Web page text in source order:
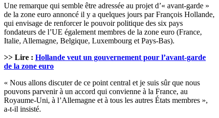
Une remarque qui semble être adressée au projet d’« avant-garde »
de la zone euro annoncé il y a quelques jours par François Hollande,
qui envisage de renforcer le pouvoir politique des six pays
fondateurs de l’UE également membres de la zone euro (France,
Italie, Allemagne, Belgique, Luxembourg et Pays-Bas).
>> Lire : Hollande veut un gouvernement pour l’avant-garde
de la zone euro
« Nous allons discuter de ce point central et je suis sûr que nous
pouvons parvenir à un accord qui convienne à la France, au
Royaume-Uni, à l’Allemagne et à tous les autres États membres »,
a-t-il insisté.